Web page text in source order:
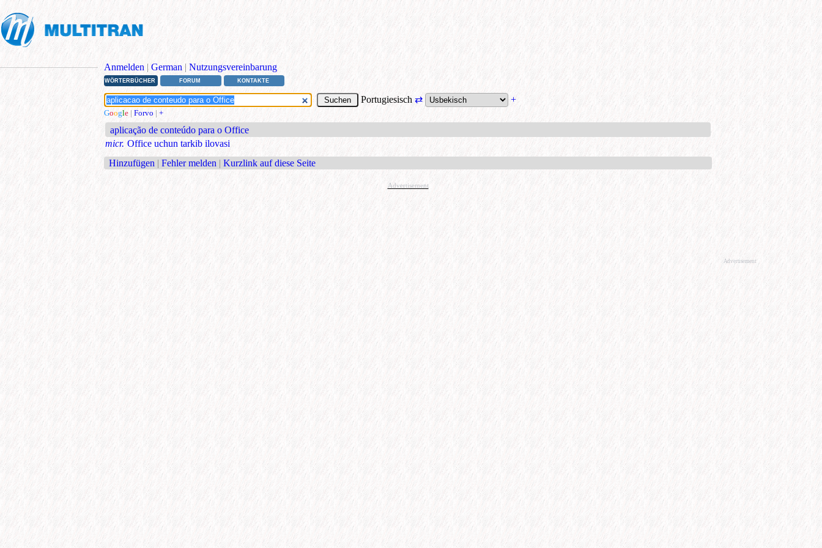
Anmelden | German | Nutzungsvereinbarung
WÖRTERBÜCHER FORUM KONTAKTE
Portugiesisch ⇄ +
Google | Forvo | +
aplicação de conteúdo para o Office
micr. Office uchun tarkib ilovasi
Hinzufügen | Fehler melden | Kurzlink auf diese Seite
Advertisement
Advertisement